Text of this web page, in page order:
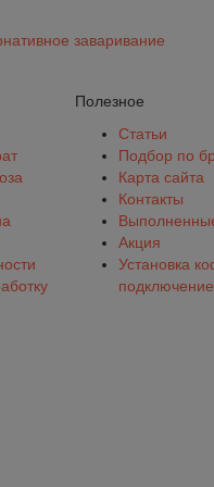
заваривание
Полезное
Статьи
Подбор по
Карта сайта
Контакты
Акция
Установка